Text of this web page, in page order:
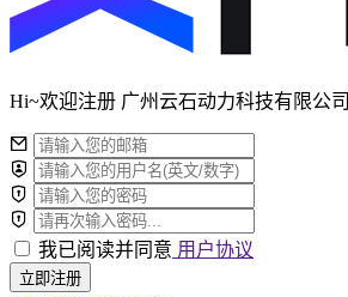
Hi~欢迎注册 广州云石动力科技有限公司
我已阅读并同意 用户协议
立即注册